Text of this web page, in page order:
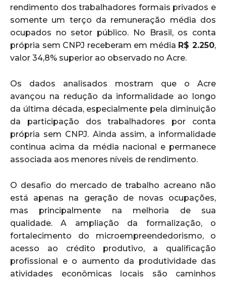
rendimento dos trabalhadores formais privados e
somente um terço da remuneração média dos
ocupados no setor público. No Brasil, os conta
própria sem CNPJ receberam em média R$ 2.250,
valor 34,8% superior ao observado no Acre.
Os dados analisados mostram que o Acre
avançou na redução da informalidade ao longo
da última década, especialmente pela diminuição
da participação dos trabalhadores por conta
própria sem CNPJ. Ainda assim, a informalidade
continua acima da média nacional e permanece
associada aos menores níveis de rendimento.
O desafio do mercado de trabalho acreano não
está apenas na geração de novas ocupações,
mas principalmente na melhoria de sua
qualidade. A ampliação da formalização, o
fortalecimento do microempreendedorismo, o
acesso ao crédito produtivo, a qualificação
profissional e o aumento da produtividade das
atividades econômicas locais são caminhos